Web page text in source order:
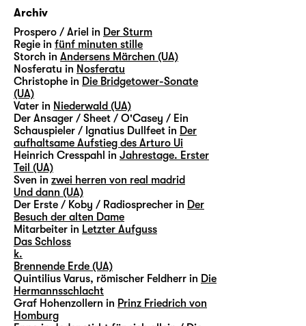
Archiv
Prospero / Ariel in Der Sturm
Regie in fünf minuten stille
Storch in Andersens Märchen (UA)
Nosferatu in Nosferatu
Christophe in Die Bridgetower-Sonate
(UA)
Vater in Niederwald (UA)
Der Ansager / Sheet / O'Casey / Ein
Schauspieler / Ignatius Dullfeet in Der
aufhaltsame Aufstieg des Arturo Ui
Heinrich Cresspahl in Jahrestage. Erster
Teil (UA)
Sven in zwei herren von real madrid
Und dann (UA)
Der Erste / Koby / Radiosprecher in Der
Besuch der alten Dame
Mitarbeiter in Letzter Aufguss
Das Schloss
k.
Brennende Erde (UA)
Quintilius Varus, römischer Feldherr in Die
Hermannsschlacht
Graf Hohenzollern in Prinz Friedrich von
Homburg